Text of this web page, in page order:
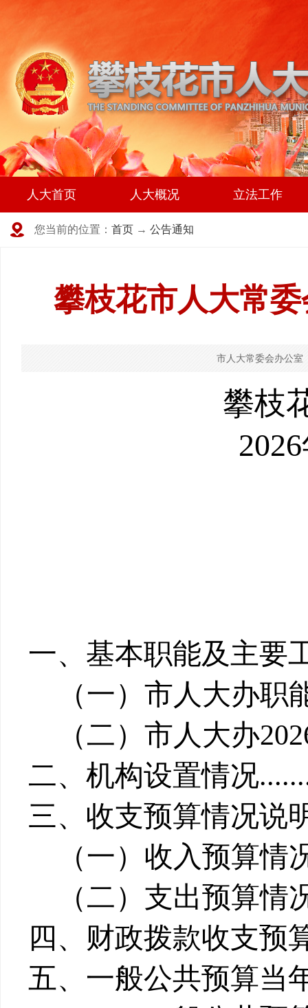
人大首页 人大概况 立法工作
您当前的位置： 首页 → 公告通知
攀枝花市人大常
市人大常委会办公室
攀枝
2026
一、基本职能及主要
（一） 市人大办职
（二） 市人大办
二、机构设置情况
三、收支预算情况说
（一）收入预算情
（二）支出预算情
四、财政拨款收支预
五、一般公共预算当